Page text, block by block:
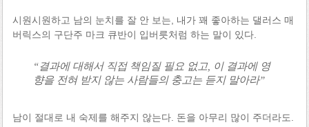
시원시원하고 남의 눈치를 잘 안 보는, 내가 꽤 좋아하는 댈러스 매
버릭스의 구단주 마크 큐반이 입버릇처럼 하는 말이 있다.
“결과에 대해서 직접 책임질 필요 없고, 이 결과에 영
향을 전혀 받지 않는 사람들의 충고는 듣지 말아라”
남이 절대로 내 숙제를 해주지 않는다. 돈을 아무리 많이 주더라도.